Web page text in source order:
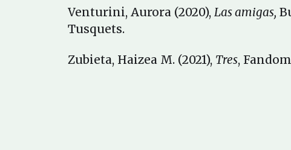
Venturini, Aurora (2020), Las amigas,
Tusquets.
Zubieta, Haizea M. (2021), Tres,